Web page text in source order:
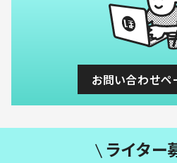
お問い合わせペ
ライター